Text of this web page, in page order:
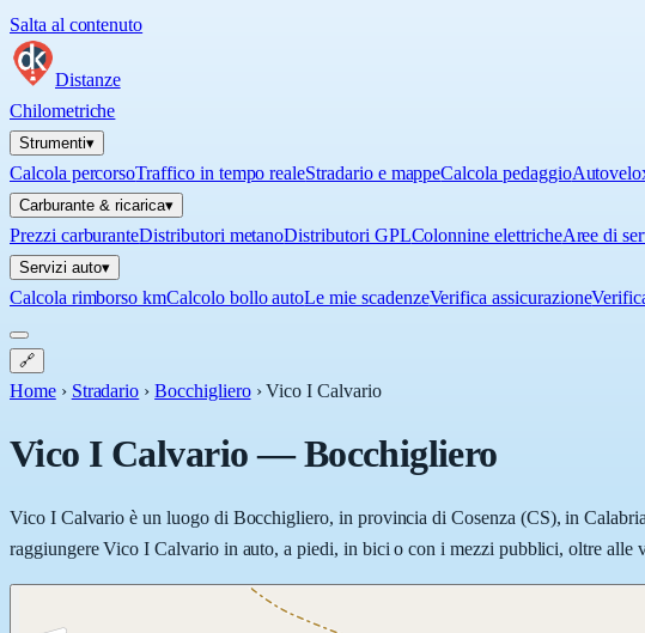
Salta al contenuto
Distanze
Chilometriche
Strumenti▾
Calcola percorsoTraffico in tempo realeStradario e mappeCalcola pedaggio
Carburante & ricarica▾
Prezzi carburanteDistributori metanoDistributori GPLColonnine elettricheAree di
Servizi auto▾
Calcola rimborso kmCalcolo bollo autoLe mie scadenzeVerifica assicurazione
🔗
Home › Stradario › Bocchigliero ›Vico I Calvario
Vico I Calvario—Bocchigliero
Vico I Calvario è un luogo di Bocchigliero, in provincia di Cosenza (CS), in
raggiungere Vico I Calvario in auto, a piedi, in bici o con i mezzi pubblici, oltre alle